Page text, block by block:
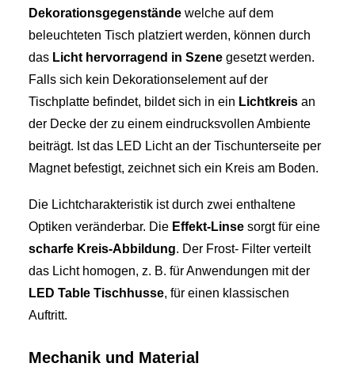
Dekorationsgegenstände welche auf dem
beleuchteten Tisch platziert werden, können durch
das Licht hervorragend in Szene gesetzt werden.
Falls sich kein Dekorationselement auf der
Tischplatte befindet, bildet sich in ein Lichtkreis an
der Decke der zu einem eindrucksvollen Ambiente
beiträgt. Ist das LED Licht an der Tischunterseite per
Magnet befestigt, zeichnet sich ein Kreis am Boden.
Die Lichtcharakteristik ist durch zwei enthaltene
Optiken veränderbar. Die Effekt-Linse sorgt für eine
scharfe Kreis-Abbildung. Der Frost- Filter verteilt
das Licht homogen, z. B. für Anwendungen mit der
LED Table Tischhusse, für einen klassischen
Auftritt.
Mechanik und Material